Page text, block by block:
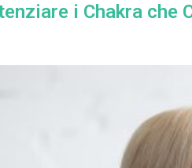
i Chakra che